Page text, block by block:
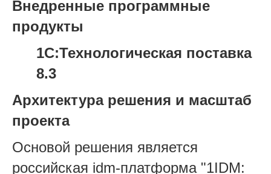
Внедренные программные
продукты
1С:Технологическая поставка
8.3
Архитектура решения и масштаб
проекта
Основой решения является
российская idm-платформа "1IDM: